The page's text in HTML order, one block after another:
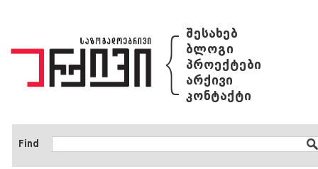
{ შესახებ
ბლოგი
პროექტები
არქივი
კონტაქტი
Find